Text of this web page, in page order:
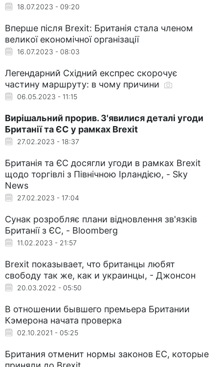
18.07.2023 - 09:20
Вперше після Brexit: Британія стала членом
великої економічної організації
16.07.2023 - 08:03
Легендарний Східний експрес скорочує
частину маршруту: в чому причини
06.05.2023 - 11:15
Вирішальний прорив. З'явилися деталі угоди
Британії та ЄС у рамках Brexit
27.02.2023 - 18:37
Британія та ЄС досягли угоди в рамках Brexit
щодо торгівлі з Північною Ірландією, - Sky
News
27.02.2023 - 17:04
Сунак розробляє плани відновлення зв'язків
Британії з ЄС, - Bloomberg
11.02.2023 - 21:57
Brexit показывает, что британцы любят
свободу так же, как и украинцы, - Джонсон
20.03.2022 - 05:50
В отношении бывшего премьера Британии
Кэмерона начата проверка
02.10.2021 - 05:25
Британия отменит нормы законов ЕС, которые